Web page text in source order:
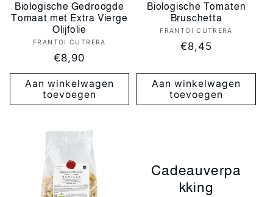
Biologische Gedroogde
Tomaat met Extra Vierge
Olijfolie
Verkoper:
FRANTOI CUTRERA
Normale
prijs
€8,90
Aan winkelwagen
toevoegen
Biologische Tomaten
Bruschetta
Verkoper:
FRANTOI CUTRERA
Normale
€8,45
Aan winkelwagen
toevoegen
Cadeauverpa
kking